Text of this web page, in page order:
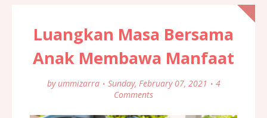
Luangkan Masa Bersama
Anak Membawa Manfaat
by ummizarra Sunday, February 07, 2021
4
Comments